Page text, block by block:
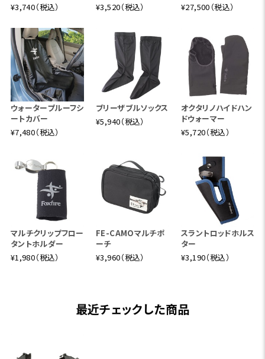
¥3,740（税込）
¥3,520（税込）
¥27,500（税込）
ウォータープルーフシ
ートカバー
¥7,480（税込）
ブリーザブルソックス
¥5,940（税込）
オクタリノハイドハン
ドウォーマー
¥5,720（税込）
マルチクリップフロー
タントホルダー
¥1,980（税込）
FE-CAMOマルチポ
ーチ
¥3,960（税込）
スラントロッドホルス
ター
¥3,190（税込）
最近チェックした商品